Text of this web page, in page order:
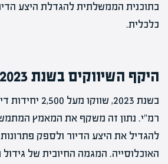
בתוכנית הממשלתית להגדלת היצע
כלכלית.
היקף השיווקים בשנת 2023
בשנת 2023, שווקו
רמ"י. נתון זה משקף את המאמץ
להגדיל את היצע הדיור ולספק
האוכלוסייה. המגמה החיובית של